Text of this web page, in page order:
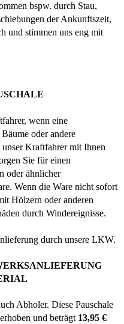
bspw. durch Stau,
der Ankunftszeit,
und stimmen uns eng mit
wenn eine
oder andere
Kraftfahrer mit Ihnen
Sie für einen
oder ähnlicher
Wenn die Ware nicht sofort
Hölzern oder anderen
durch Windereignisse.
durch unsere LKW.
Abholer. Diese Pauschale
erhoben und beträgt 13,95 €